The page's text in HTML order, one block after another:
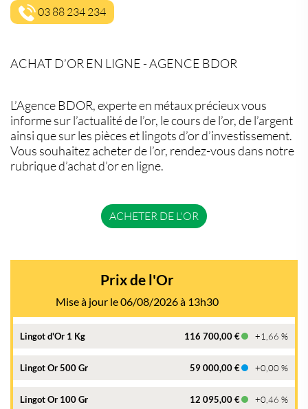
03 88 234 234
ACHAT D’OR EN LIGNE - AGENCE BDOR
L’Agence BDOR, experte en métaux précieux vous
informe sur l’actualité de l’or, le cours de l’or, de l’argent
ainsi que sur les pièces et lingots d’or d’investissement.
Vous souhaitez acheter de l’or, rendez-vous dans notre
rubrique d’achat d’or en ligne.
ACHETER DE L'OR
Prix de l'Or
Mise à jour le 06/08/2026 à 13h30
Lingot d'Or 1 Kg 116 700,00 € +1,66 %
Lingot Or 500 Gr 59 000,00 € +0,00 %
Lingot Or 100 Gr 12 095,00 € +0,46 %